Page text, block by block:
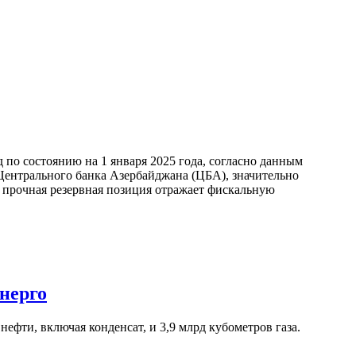
состоянию на 1 января 2025 года, согласно данным
банка Азербайджана (ЦБА), значительно
резервная позиция отражает фискальную
включая конденсат, и 3,9 млрд кубометров газа.